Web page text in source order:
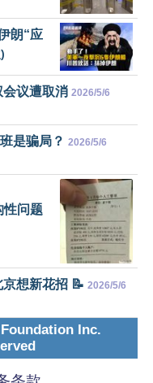
朗“应
议遭取消 2026/5/6
是骗局？ 2026/5/6
性问题
想新花招 📝 2026/5/6
Inc.